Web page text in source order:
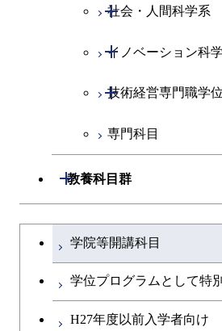
社会・人間科学系
開閉
社会・人間
イノベーション科
開閉
イノベーシ
技術経営専門職学
開閉
技術経営専
専門科目
教養科目群
開閉
文系教養科目
英語科目
第二外国語科目
大学院課程を切り替える
学院等開講科目
学位プログラムとして特
H27年度以前入学者向け